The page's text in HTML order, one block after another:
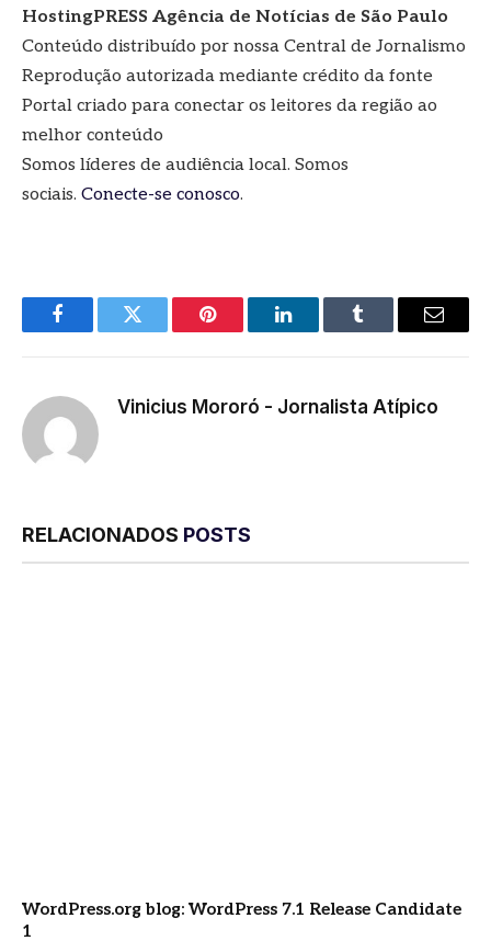
HostingPRESS Agência de Notícias de São Paulo
Conteúdo distribuído por nossa Central de Jornalismo
Reprodução autorizada mediante crédito da fonte
Portal criado para conectar os leitores da região ao
melhor conteúdo
Somos líderes de audiência local. Somos
sociais. Conecte-se conosco.
FacebookTwitter Pinterest LinkedInTumblr
E-
Vinicius Mororó - Jornalista Atípico
RELACIONADOS POSTS
WordPress.org blog: WordPress 7.1 Release Candidate
1